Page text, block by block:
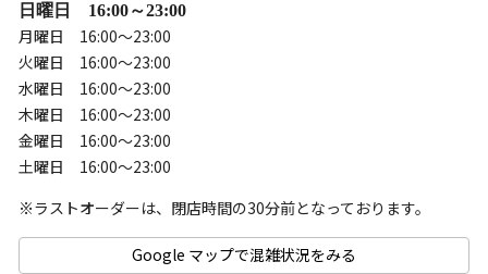
日曜日 16:00～23:00
月曜日 16:00～23:00
火曜日 16:00～23:00
水曜日 16:00～23:00
木曜日 16:00～23:00
金曜日 16:00～23:00
土曜日 16:00～23:00
Google マップで混雑状況をみる